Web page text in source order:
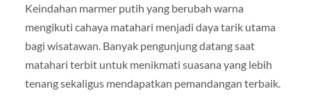
Keindahan marmer putih yang berubah warna
mengikuti cahaya matahari menjadi daya tarik utama
bagi wisatawan. Banyak pengunjung datang saat
matahari terbit untuk menikmati suasana yang lebih
tenang sekaligus mendapatkan pemandangan terbaik.